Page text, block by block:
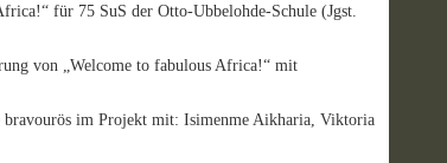
für 75 SuS der Otto-Ubbelohde-Schule (Jgst.
von „Welcome to fabulous Africa!“ mit
im Projekt mit: Isimenme Aikharia, Viktoria